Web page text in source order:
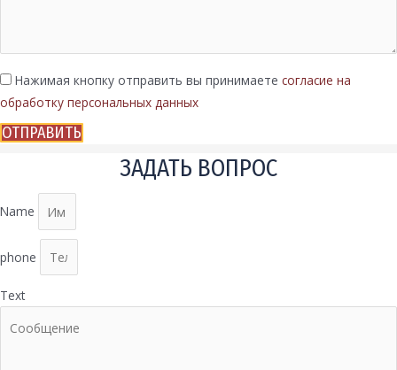
Нажимая кнопку отправить вы принимаете согласие на
обработку персональных данных
ОТПРАВИТЬ
ЗАДАТЬ ВОПРОС
Name
phone
Text